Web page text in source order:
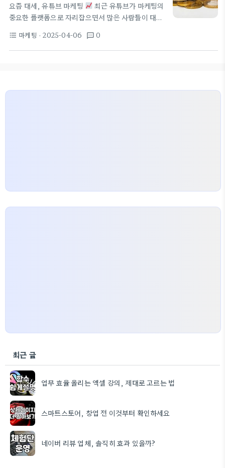
양한 강의와 커리큘럼이 준비된 유튜브크리에이터아
카데미에서 시작하세요!
대구 유튜브 크리에이터
아카데미의 특징 대구유튜브학원에서 제공하는 프로
요즘 대세, 유튜브 마케팅
최근 유튜브가 마케팅의
중요한 플랫폼으로 자리잡으면서 많은 사람들이 대구
작하고 있습니다. 유튜브 마케팅은 단순한 콘텐츠 제
작을 넘어, 브랜드의 성공을 좌우하는 핵심 요소로 여
format_list_bulleted 마케팅 · 2025-04-06 textsms 0
최근 글
업무 효율 올리는 엑셀 강의, 제대로 고르는 법
스마트스토어, 창업 전 이것부터 확인하세요
네이버 리뷰 업체, 솔직히 효과 있을까?